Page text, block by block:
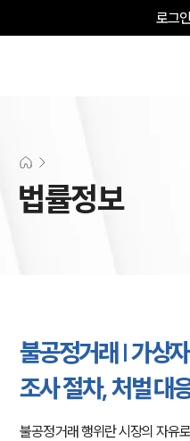
로그인
법률정보
불공정거래 | 가상
조사 절차, 처벌 대
불공정거래 행위란 시장의 자유